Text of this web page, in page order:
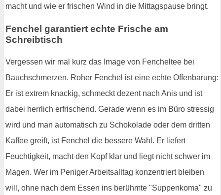
macht und wie er frischen Wind in die Mittagspause bringt.
Fenchel garantiert echte Frische am
Schreibtisch
Vergessen wir mal kurz das Image von Fencheltee bei
Bauchschmerzen. Roher Fenchel ist eine echte Offenbarung:
Er ist extrem knackig, schmeckt dezent nach Anis und ist
dabei herrlich erfrischend. Gerade wenn es im Büro stressig
wird und man automatisch zu Schokolade oder dem dritten
Kaffee greift, ist Fenchel die bessere Wahl. Er liefert
Feuchtigkeit, macht den Kopf klar und liegt nicht schwer im
Magen. Wer im Peniger Arbeitsalltag konzentriert bleiben
will, ohne nach dem Essen ins berühmte "Suppenkoma" zu